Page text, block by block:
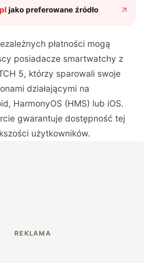
jako preferowane źródło
płatności mogą
posiadacze smartwatchy z
5, którzy sparowali swoje
działającymi na
HarmonyOS (HMS) lub iOS.
gwarantuje dostępność tej
użytkowników.